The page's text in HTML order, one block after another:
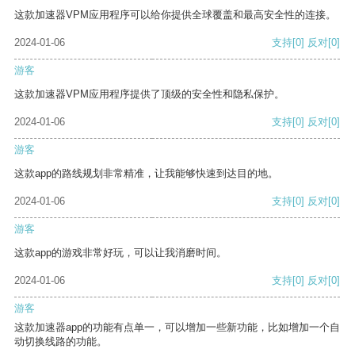
这款加速器VPM应用程序可以给你提供全球覆盖和最高安全性的连接。
2024-01-06 支持[0] 反对[0]
游客
这款加速器VPM应用程序提供了顶级的安全性和隐私保护。
2024-01-06 支持[0] 反对[0]
游客
这款app的路线规划非常精准，让我能够快速到达目的地。
2024-01-06 支持[0] 反对[0]
游客
这款app的游戏非常好玩，可以让我消磨时间。
2024-01-06 支持[0] 反对[0]
游客
这款加速器app的功能有点单一，可以增加一些新功能，比如增加一个自
动切换线路的功能。